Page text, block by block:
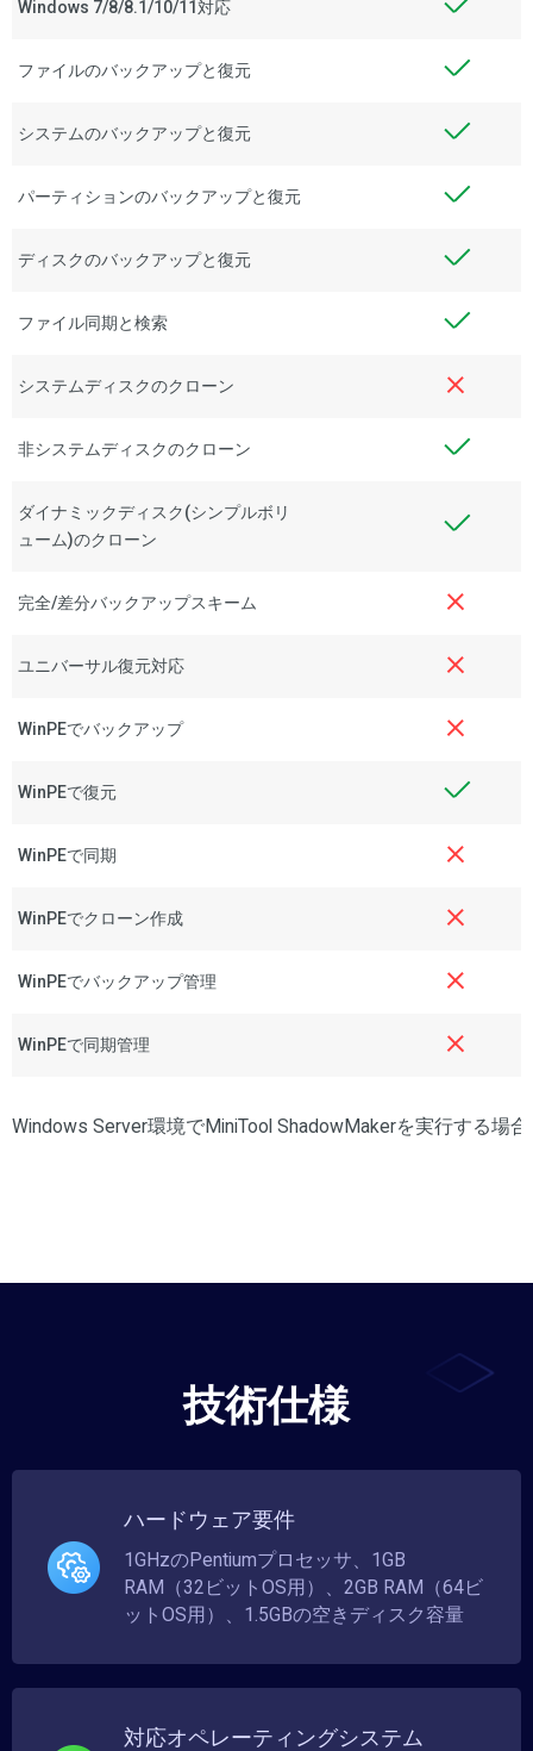
Windows 7/8/8.1/10/11対応
ファイルのバックアップと復元
システムのバックアップと復元
パーティションのバックアップと復元
ディスクのバックアップと復元
ファイル同期と検索
システムディスクのクローン
非システムディスクのクローン
ダイナミックディスク(シンプルボリ
ューム)のクローン
完全/差分バックアップスキーム
ユニバーサル復元対応
WinPEでバックアップ
WinPEで復元
WinPEで同期
WinPEでクローン作成
WinPEでバックアップ管理
WinPEで同期管理
Windows Server環境でMiniTool ShadowMakerを実行する場
技術仕様
ハードウェア要件
1GHzのPentiumプロセッサ、1GB
RAM（32ビットOS用）、2GB RAM（64ビ
ットOS用）、1.5GBの空きディスク容量
対応オペレーティングシステム